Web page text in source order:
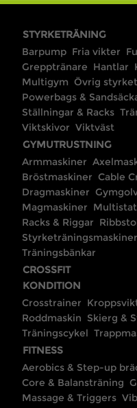
STYRKETRÄNING
Barpump Fria vikter
Grepptränare Hantlar
Multigym Övrig
Powerbags &
Ställningar & Racks
Viktskivor Viktväst
GYMUTRUSTNING
Armmaskiner
Bröstmaskiner Cable
Dragmaskiner
Magmaskiner
Racks & Riggar
Styrketräningsmaskiner
Träningsbänkar
CROSSFIT
KONDITION
Crosstrainer
Roddmaskin Skierg &
Träningscykel
FITNESS
Aerobics & Step-up
Core & Balansträning
Massage & Triggers